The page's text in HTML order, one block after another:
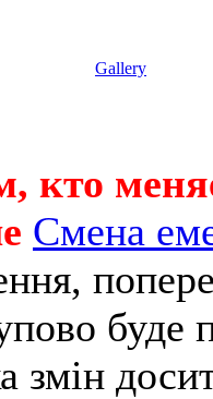
Gallery
кто
Смена
буде
змін